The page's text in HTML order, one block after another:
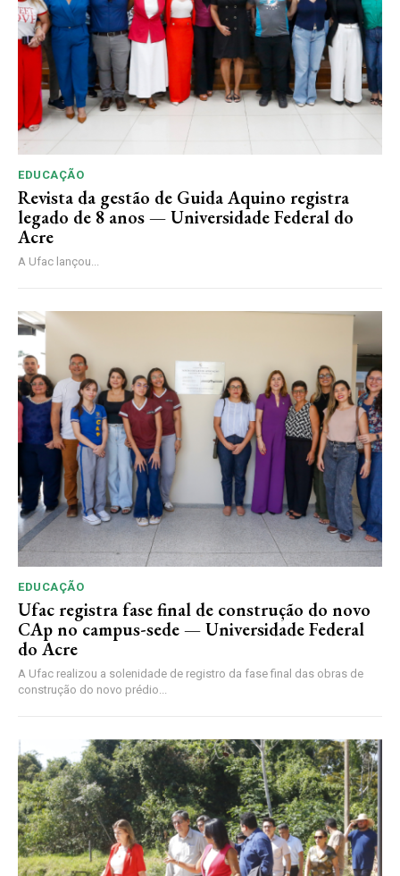
EDUCAÇÃO
Revista da gestão de Guida Aquino registra
legado de 8 anos — Universidade Federal do
Acre
A Ufac lançou...
EDUCAÇÃO
Ufac registra fase final de construção do novo
CAp no campus-sede — Universidade Federal
do Acre
A Ufac realizou a solenidade de registro da fase final das obras de
construção do novo prédio...